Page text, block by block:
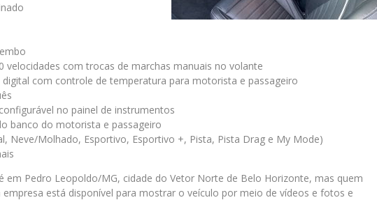
velocidades com trocas de marchas manuais no volante
com controle de temperatura para motorista e passageiro
no painel de instrumentos
banco do motorista e passageiro
Neve/Molhado, Esportivo, Esportivo +, Pista, Pista Drag e My Mode)
em Pedro Leopoldo/MG, cidade do Vetor Norte de Belo Horizonte, mas quem
está disponível para mostrar o veículo por meio de vídeos e fotos e